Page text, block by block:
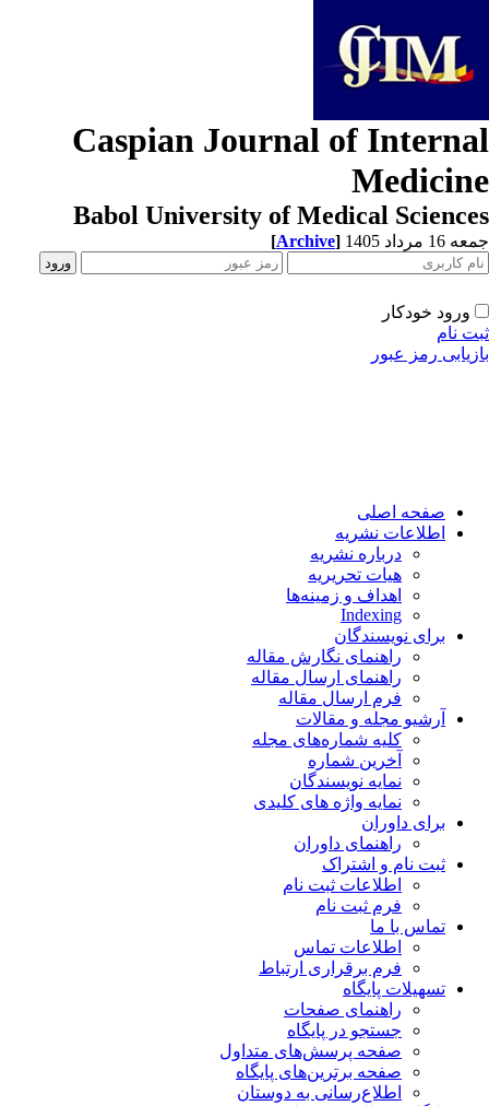
Caspian Journal of
Babol University of Medical
مرداد 1405 [Archive]
ورود خودکار
نام
رمز عبور
صفحه اصلی
اطلاعات نشریه
درباره نشریه
هیات تحریریه
اهداف و زمینه‌ها
Indexing
برای نویسندگان
راهنمای نگارش مقاله
راهنمای ارسال مقاله
فرم ارسال مقاله
آرشیو مجله و مقالات
کلیه شماره‌های مجله
آخرین شماره
نمایه نویسندگان
نمایه واژه های کلیدی
برای داوران
راهنمای داوران
ثبت نام و اشتراک
اطلاعات ثبت نام
فرم ثبت نام
تماس با ما
اطلاعات تماس
فرم برقراری ارتباط
تسهیلات پایگاه
راهنمای صفحات
جستجو در پایگاه
صفحه پرسش‌های متداول
صفحه برترین‌های پایگاه
اطلاع‌رسانی به دوستان